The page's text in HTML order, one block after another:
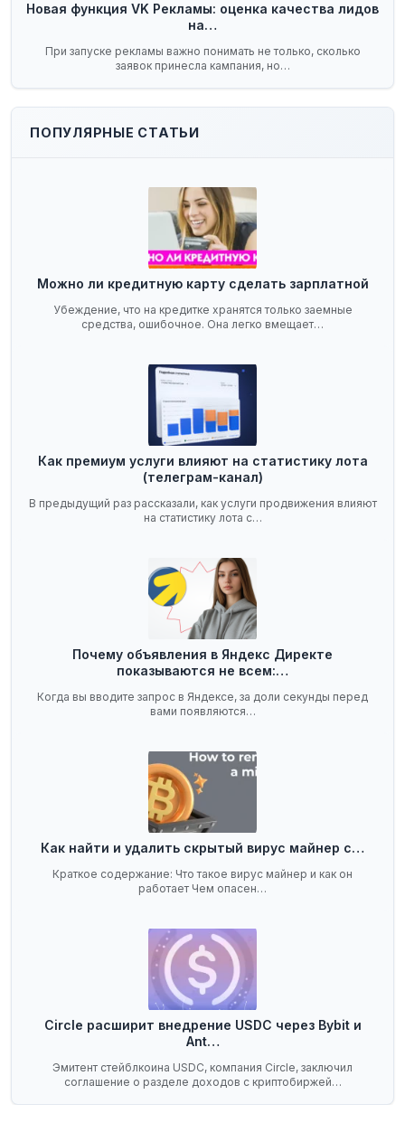
Новая функция VK Рекламы: оценка качества лидов
на…
При запуске рекламы важно понимать не только, сколько
заявок принесла кампания, но…
ПОПУЛЯРНЫЕ СТАТЬИ
Можно ли кредитную карту сделать зарплатной
Убеждение, что на кредитке хранятся только заемные
средства, ошибочное. Она легко вмещает…
Как премиум услуги влияют на статистику лота
(телеграм-канал)
В предыдущий раз рассказали, как услуги продвижения влияют
на статистику лота с…
Почему объявления в Яндекс Директе
показываются не всем:…
Когда вы вводите запрос в Яндексе, за доли секунды перед
вами появляются…
Как найти и удалить скрытый вирус майнер с…
Краткое содержание: Что такое вирус майнер и как он
работает Чем опасен…
Circle расширит внедрение USDC через Bybit и
Ant…
Эмитент стейблкоина USDC, компания Circle, заключил
соглашение о разделе доходов с криптобиржей…